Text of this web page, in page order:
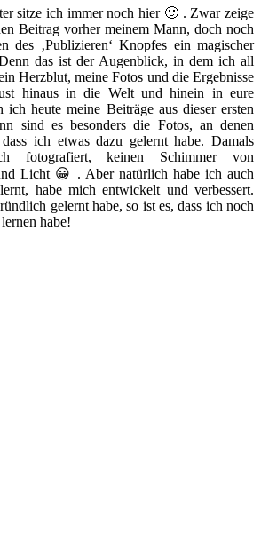
sitze ich immer noch hier 🙂 . Zwar zeige
Beitrag vorher meinem Mann, doch noch
des ‚Publizieren‘ Knopfes ein magischer
das ist der Augenblick, in dem ich all
Herzblut, meine Fotos und die Ergebnisse
hinaus in die Welt und hinein in eure
ich heute meine Beiträge aus dieser ersten
sind es besonders die Fotos, an denen
ich etwas dazu gelernt habe. Damals
fotografiert, keinen Schimmer von
Licht 😀 . Aber natürlich habe ich auch
habe mich entwickelt und verbessert.
gelernt habe, so ist es, dass ich noch
habe!